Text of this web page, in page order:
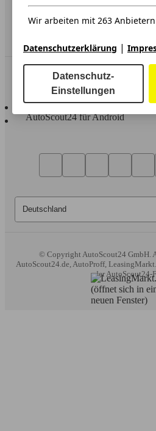
Service
In Verbindung bleiben
AutoScout24 für iOS
AutoScout24 für Android
© Copyright AutoScout24 GmbH.
AutoScout24.de, AutoProff,
der AutoScout24-
Wir arbeiten mit 263
Datenschutzerklärung |
Datenschutz-
Einstellungen